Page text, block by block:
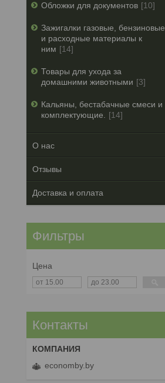
Обложки для документов 10
Зажигалки газовые, бензиновые
и расходные материалы к
ним
14
Товары для ухода за
домашними животными
3
Кальяны, бестабачные смеси и
комплектующие.
14
О нас
Отзывы
Доставка и оплата
Фильтры
Цена
Контакты
economby.by